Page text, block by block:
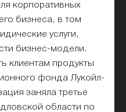
корпоративных
бизнеса, в том
услуги,
бизнес-модели.
клиентам продукты
фонда Лукойл-
заняла третье
области по